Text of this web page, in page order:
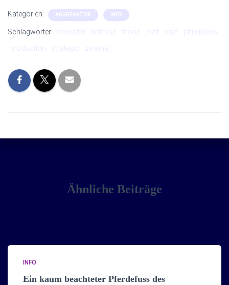
Kategorien: AGGREGATOR INFO
Schlagwörter: joint pact
philippines
production
strategic ukraine,
Ähnliche Beiträge
INFO
Ein kaum beachteter Pferdefuss des